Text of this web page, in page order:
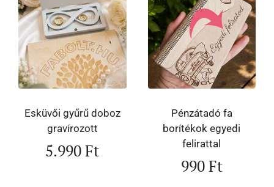
Esküvői gyűrű doboz
gravírozott
5.990Ft
Pénzátadó fa
borítékok egyedi
felirattal
990Ft